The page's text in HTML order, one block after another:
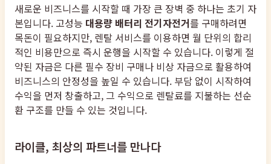
새로운 비즈니스를 시작할 때 가장 큰 장벽 중 하나는 초기 자
본입니다. 고성능 대용량 배터리 전기자전거를 구매하려면
목돈이 필요하지만, 렌탈 서비스를 이용하면 월 단위의 합리
적인 비용만으로 즉시 운행을 시작할 수 있습니다. 이렇게 절
약된 자금은 다른 필수 장비 구매나 비상 자금으로 활용하여
비즈니스의 안정성을 높일 수 있습니다. 부담 없이 시작하여
수익을 먼저 창출하고, 그 수익으로 렌탈료를 지불하는 선순
환 구조를 만들 수 있는 것입니다.
라이클, 최상의 파트너를 만나다